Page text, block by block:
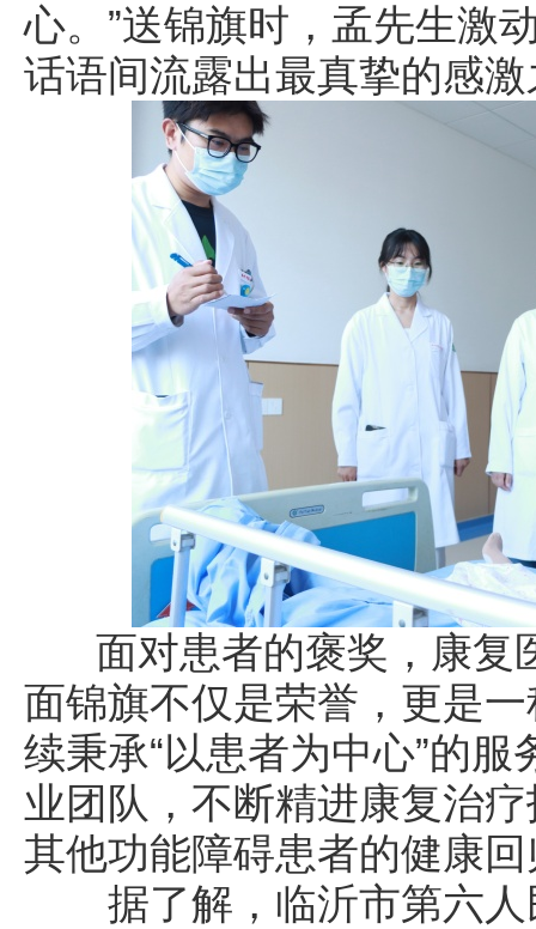
心。”送锦旗时，孟先生激
话语间流露出最真挚的感
面对患者的褒奖，康复
面锦旗不仅是荣誉，更是
续秉承“以患者为中心”的
业团队，不断精进康复治
其他功能障碍患者的健康
据了解，临沂市第六人